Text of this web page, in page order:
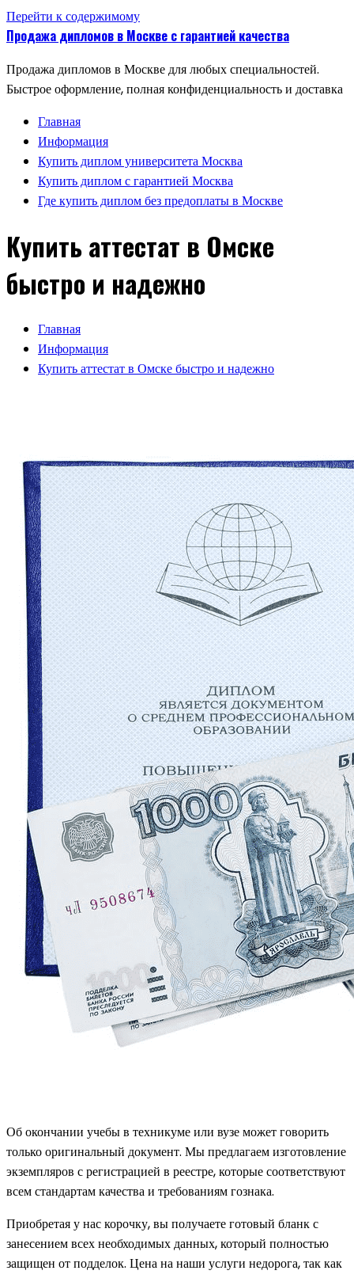
Перейти к содержимому
Продажа дипломов в Москве с гарантией качества
Продажа дипломов в Москве для любых специальностей.
Быстрое оформление, полная конфиденциальность и доставка
Главная
Информация
Купить диплом университета Москва
Купить диплом с гарантией Москва
Где купить диплом без предоплаты в Москве
Купить аттестат в Омске
быстро и надежно
Главная
Информация
Купить аттестат в Омске быстро и надежно
Об окончании учебы в техникуме или вузе может говорить
только оригинальный документ. Мы предлагаем изготовление
экземпляров с регистрацией в реестре, которые соответствуют
всем стандартам качества и требованиям гознака.
Приобретая у нас корочку, вы получаете готовый бланк с
занесением всех необходимых данных, который полностью
защищен от подделок. Цена на наши услуги недорога, так как